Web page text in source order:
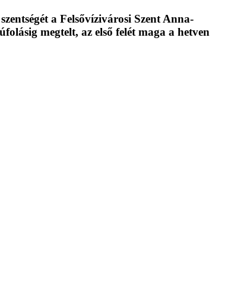
a Felsővízivárosi Szent Anna-
megtelt, az első felét maga a hetven